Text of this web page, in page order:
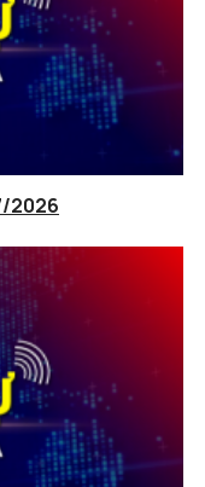
2026